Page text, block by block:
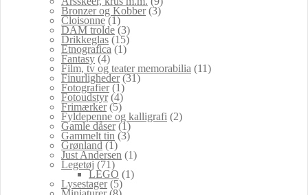
Bronzer og Kobber (3)
Cloisonne (1)
DAM trolde (3)
Drikkeglas (15)
Etnografica (1)
Fantasy (4)
Film, tv og teater memorabilia (11)
Finurligheder (31)
Fotografier (1)
Fotoudstyr (4)
Frimærker (5)
Fyldepenne og kalligrafi (2)
Gamle dåser (1)
Gammelt tin (3)
Grønland (1)
Just Andersen (1)
Legetøj (71)
LEGO (1)
Lysestager (5)